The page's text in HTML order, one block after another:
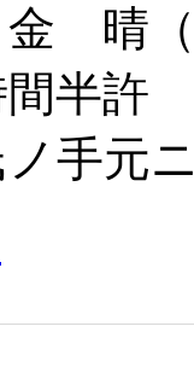
晴（
半許
手元